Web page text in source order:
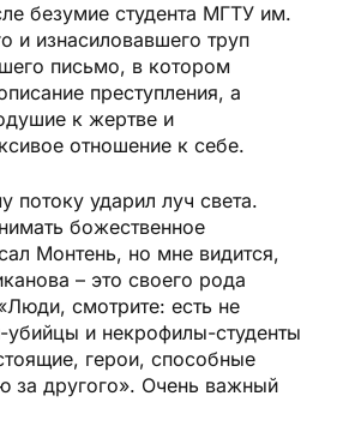
безумие студента МГТУ им.
и изнасиловавшего труп
письмо, в котором
преступления, а
к жертве и
отношение к себе.
потоку ударил луч света.
божественное
Монтень, но мне видится,
– это своего рода
смотрите: есть не
убийцы и некрофилы-студенты
герои, способные
за другого». Очень важный